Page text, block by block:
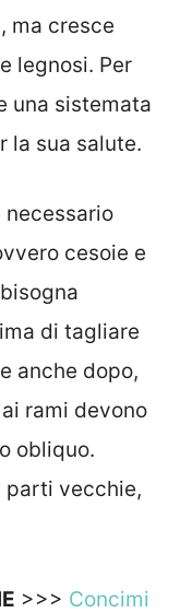
ma cresce
legnosi. Per
una sistemata
la sua salute.
necessario
cesoie e
di tagliare
anche dopo,
rami devono
obliquo.
parti vecchie,
>>> Concimi